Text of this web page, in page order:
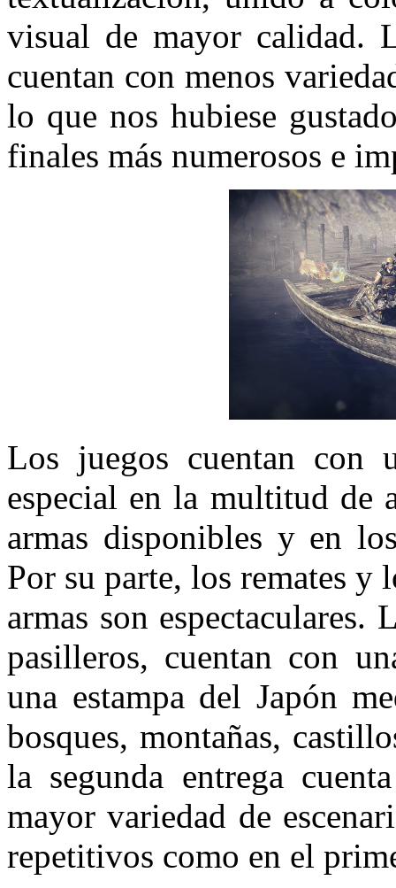
visual de mayor calidad.
cuentan con menos
lo que nos hubiese
finales más numerosos e
Los juegos cuentan con
especial en la multitud de
armas disponibles y en
Por su parte, los remates y
armas son espectaculares.
pasilleros, cuentan con
una estampa del Japón
bosques, montañas,
la segunda entrega
mayor variedad de
repetitivos como en el